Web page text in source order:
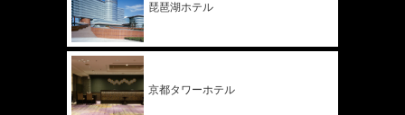
琵琶湖ホテル
京都タワーホテル